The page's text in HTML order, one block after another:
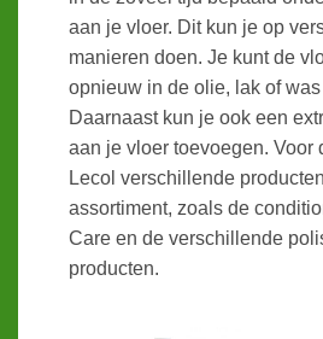
aan je vloer. Dit kun je op
manieren doen. Je kunt de
opnieuw in de olie, lak of was
Daarnaast kun je ook een
aan je vloer toevoegen. Voor
Lecol verschillende
assortiment, zoals de
Care en de verschillende
producten.